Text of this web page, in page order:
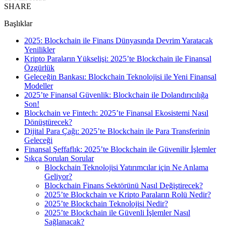
SHARE
Başlıklar
2025: Blockchain ile Finans Dünyasında Devrim Yaratacak
Yenilikler
Kripto Paraların Yükselişi: 2025’te Blockchain ile Finansal
Özgürlük
Geleceğin Bankası: Blockchain Teknolojisi ile Yeni Finansal
Modeller
2025’te Finansal Güvenlik: Blockchain ile Dolandırıcılığa
Son!
Blockchain ve Fintech: 2025’te Finansal Ekosistemi Nasıl
Dönüştürecek?
Dijital Para Çağı: 2025’te Blockchain ile Para Transferinin
Geleceği
Finansal Şeffaflık: 2025’te Blockchain ile Güvenilir İşlemler
Sıkça Sorulan Sorular
Blockchain Teknolojisi Yatırımcılar için Ne Anlama
Geliyor?
Blockchain Finans Sektörünü Nasıl Değiştirecek?
2025’te Blockchain ve Kripto Paraların Rolü Nedir?
2025’te Blockchain Teknolojisi Nedir?
2025’te Blockchain ile Güvenli İşlemler Nasıl
Sağlanacak?